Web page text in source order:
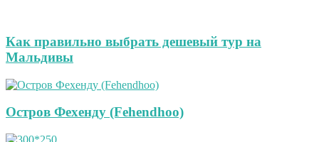
Как правильно выбрать дешевый тур на
Мальдивы
Остров Фехенду (Fehendhoo)